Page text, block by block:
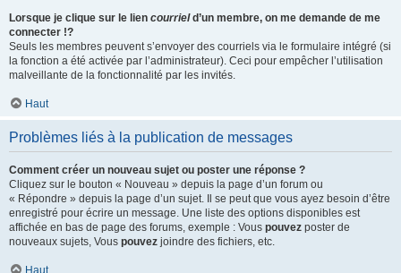
Lorsque je clique sur le lien courrield’un membre, on me demande de me
connecter !?
Seuls les membres peuvent s’envoyer des courriels via le formulaire intégré (si
la fonction a été activée par l’administrateur). Ceci pour empêcher l’utilisation
malveillante de la fonctionnalité par les invités.
Haut
Problèmes liés à la publication de messages
Comment créer un nouveau sujet ou poster une réponse ?
Cliquez sur le bouton « Nouveau » depuis la page d’un forum ou
« Répondre » depuis la page d’un sujet. Il se peut que vous ayez besoin d’être
enregistré pour écrire un message. Une liste des options disponibles est
affichée en bas de page des forums, exemple : Vous pouvez poster de
nouveaux sujets, Vous pouvez joindre des fichiers, etc.
Haut